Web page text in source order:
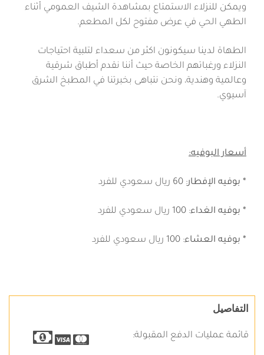
ويمكن للنزلاء الاستمتاع بمشاهدة الشيف العمومي أثناء
الطهي الحي في عرض مفتوح لكل المطعم.
الطهاة لدينا سيكونون اكثر من سعداء لتلبية احتياجات
النزلاء ورغباتهم الخاصة حيث أننا نقدم أطباق شرقية
وعالمية وهندية، ونحن نتباهى بخبرتنا في المطبخ الشرق
آسيوي.
أسعار البوفيه:
* بوفيه الإفطار: 60 ريال سعودي للفرد
* بوفيه الغداء: 100 ريال سعودي للفرد
* بوفيه العشاء: 100 ريال سعودي للفرد
التفاصيل
قائمة عمليات الدفع المقبولة: